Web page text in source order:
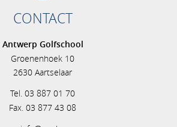
CONTACT
Antwerp Golfschool
Groenenhoek 10
2630 Aartselaar
Tel. 03 887 01 70
Fax. 03 877 43 08